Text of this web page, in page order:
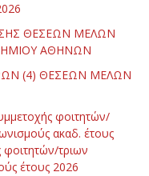
ΘΕΣΕΩΝ ΜΕΛΩΝ
ΑΘΗΝΩΝ
(4) ΘΕΣΕΩΝ ΜΕΛΩΝ
φοιτητών/
ακαδ. έτους
φοιτητών/τριων
έτους 2026